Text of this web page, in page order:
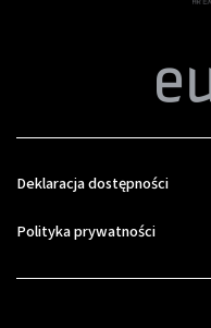
Deklaracja dostępności
Polityka prywatności